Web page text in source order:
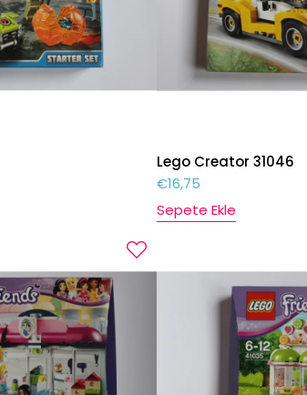
Lego Creator 31046
€16,75
Sepete Ekle